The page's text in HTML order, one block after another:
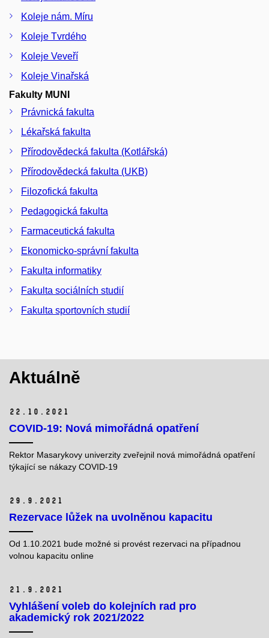
Koleje nám. Míru
Koleje Tvrdého
Koleje Veveří
Koleje Vinařská
Fakulty MUNI
Právnická fakulta
Lékařská fakulta
Přírodovědecká fakulta (Kotlářská)
Přírodovědecká fakulta (UKB)
Filozofická fakulta
Pedagogická fakulta
Farmaceutická fakulta
Ekonomicko-správní fakulta
Fakulta informatiky
Fakulta sociálních studií
Fakulta sportovních studií
Aktuálně
22. 10. 2021
COVID-19: Nová mimořádná opatření
Rektor Masarykovy univerzity zveřejnil nová mimořádná opatření
týkající se nákazy COVID-19
29. 9. 2021
Rezervace lůžek na uvolněnou kapacitu
Od 1.10.2021 bude možné si provést rezervaci na případnou
volnou kapacitu online
21. 9. 2021
Vyhlášení voleb do kolejních rad pro
akademický rok 2021/2022